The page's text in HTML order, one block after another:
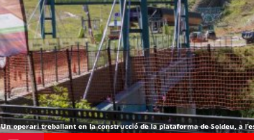
Un operari treballant en la construcció de la plataforma de Soldeu, a